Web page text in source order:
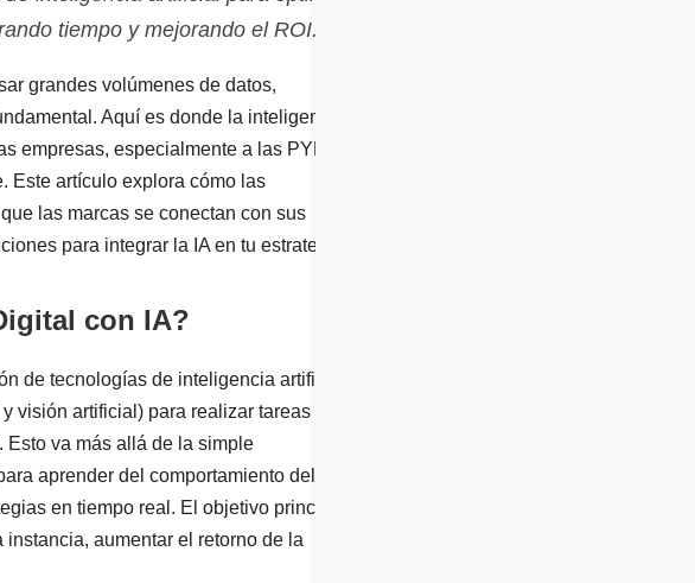
tiempo y mejorando el ROI.
grandes volúmenes de datos,
Aquí es donde la inteligencia
empresas, especialmente a las PYMEs,
Este artículo explora cómo las
las marcas se conectan con sus
para integrar la IA en tu estrategia.
con IA?
de tecnologías de inteligencia artificial
visión artificial) para realizar tareas de
Esto va más allá de la simple
aprender del comportamiento del
en tiempo real. El objetivo principal es
aumentar el retorno de la